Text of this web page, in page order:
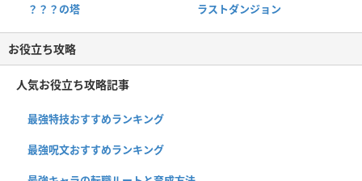
？？？の塔 ラストダンジョン
お役立ち攻略
人気お役立ち攻略記事
最強特技おすすめランキング
最強呪文おすすめランキング